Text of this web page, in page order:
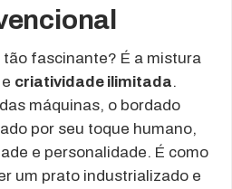
fascinante? É a mistura
e criatividade ilimitada.
máquinas, o bordado
por seu toque humano,
e personalidade. É como
um prato industrializado e